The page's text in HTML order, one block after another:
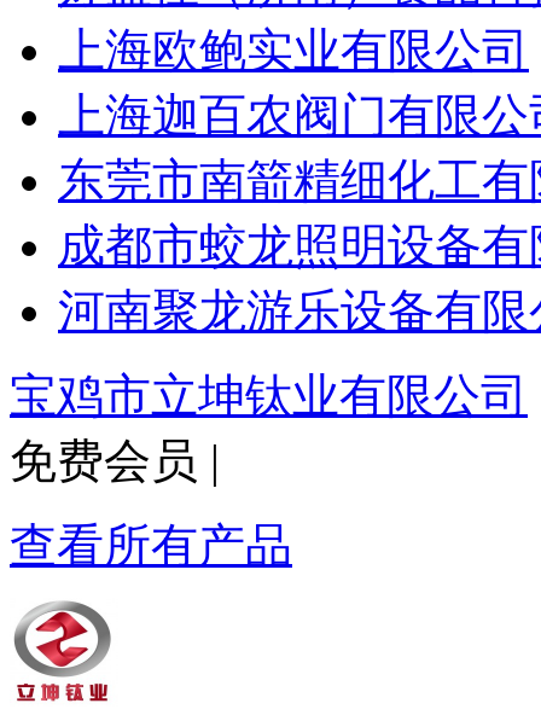
上海欧鲍实业有限公司
上海迦百农阀门有限
东莞市南箭精细化工
成都市蛟龙照明设备
河南聚龙游乐设备有限
宝鸡市立坤钛业有限公司
免费会员 |
查看所有产品